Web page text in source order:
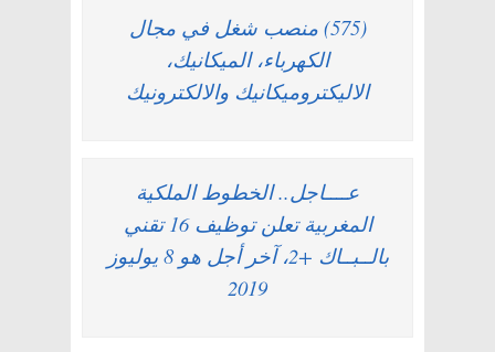
(575) منصب شغل في مجال
الكهرباء، الميكانيك،
الاليكتروميكانيك والالكترونيك
عــــاجل.. الخطوط الملكية
المغربية تعلن توظيف 16 تقني
بالــبــاك +2، آخر أجل هو 8 يوليوز
2019